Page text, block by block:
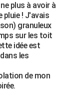
plus à avoir à
pluie ! J'avais
granuleux
sur les toit
idée est
les
de mon